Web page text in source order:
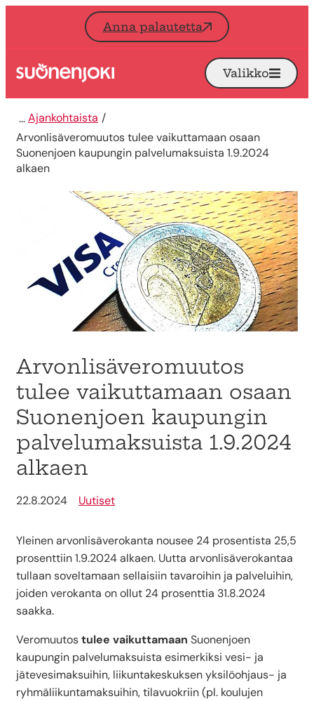
Siirry sisältöön
Anna palautetta
Etusivu Avaa
Valikko
Ajankohtaista
Arvonlisäveromuutos tulee vaikuttamaan osaan
Suonenjoen kaupungin palvelumaksuista 1.9.2024
alkaen
Arvonlisäveromuutos
tulee vaikuttamaan osaan
Suonenjoen kaupungin
palvelumaksuista 1.9.2024
alkaen
22.8.2024 Uutiset
Yleinen arvonlisäverokanta nousee 24 prosentista 25,5
prosenttiin 1.9.2024 alkaen. Uutta arvonlisäverokantaa
tullaan soveltamaan sellaisiin tavaroihin ja palveluihin,
joiden verokanta on ollut 24 prosenttia 31.8.2024
saakka.
Veromuutostulee vaikuttamaan Suonenjoen
kaupungin palvelumaksuista esimerkiksi vesi- ja
jätevesimaksuihin, liikuntakeskuksen yksilöohjaus- ja
ryhmäliikuntamaksuihin, tilavuokriin (pl. koulujen